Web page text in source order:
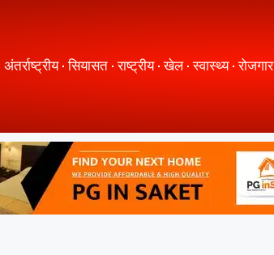
अंतर्राष्ट्रीय सियासत राष्ट्रीय खेल स्वास्थ्य रोजगार